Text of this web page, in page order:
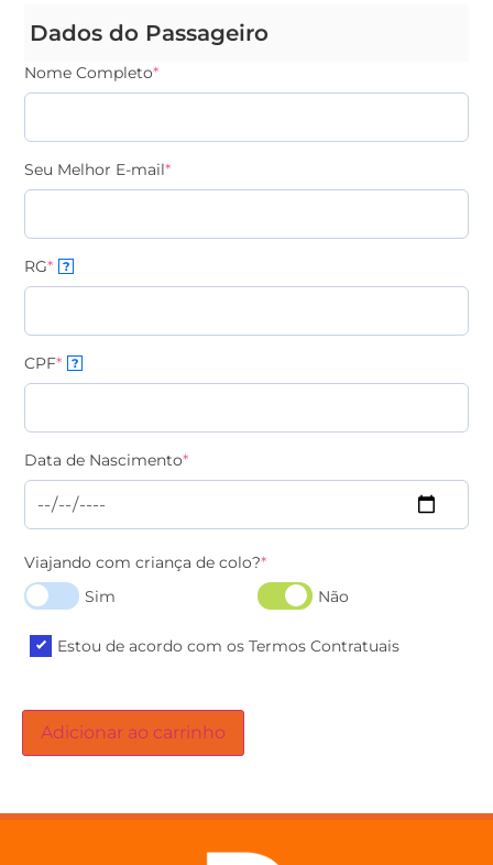
Dados do Passageiro
Nome Completo*
Seu Melhor E-mail*
RG* ?
CPF* ?
Data de Nascimento*
Viajando com criança de colo?*
Sim
Não
Estou de acordo com os Termos Contratuais
Adicionar ao carrinho